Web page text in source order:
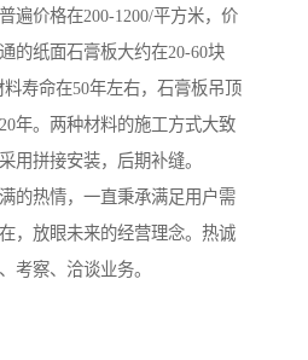
遍价格在200-1200/平方米，价
的纸面石膏板大约在20-60块
寿命在50年左右，石膏板吊顶
年。两种材料的施工方式大致
用拼接安装，后期补缝。
的热情，一直秉承满足用户需
，放眼未来的经营理念。热诚
考察、洽谈业务。